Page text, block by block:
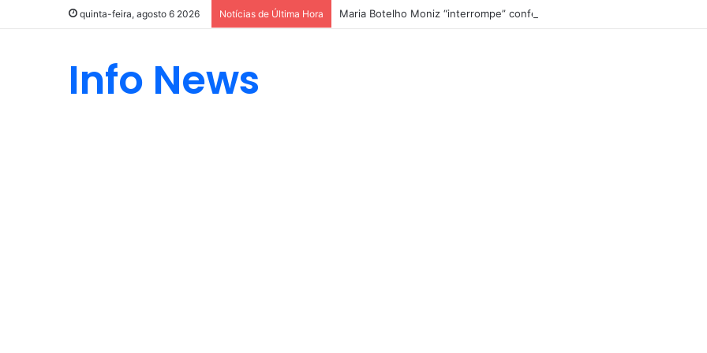
quinta-feira, agosto 6 2026 Notícias de Última Hora Maria Botelho Moniz “interrompe” confessionário
Info News